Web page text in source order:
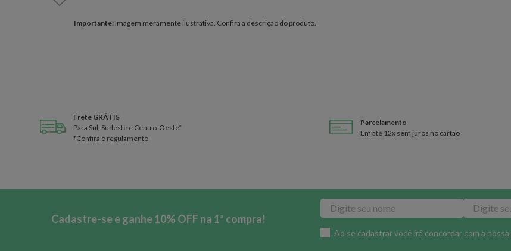
Importante:Imagem meramente ilustrativa. Confira a descrição do produto.
Frete GRÁTIS
Para Sul, Sudeste e Centro-Oeste*
*Confira o regulamento
Parcelamento
Em até 12x sem juros no cartão
Cadastre-se e ganhe 10% OFF na 1ª compra!
Ao se cadastrar você irá concordar com a nossa